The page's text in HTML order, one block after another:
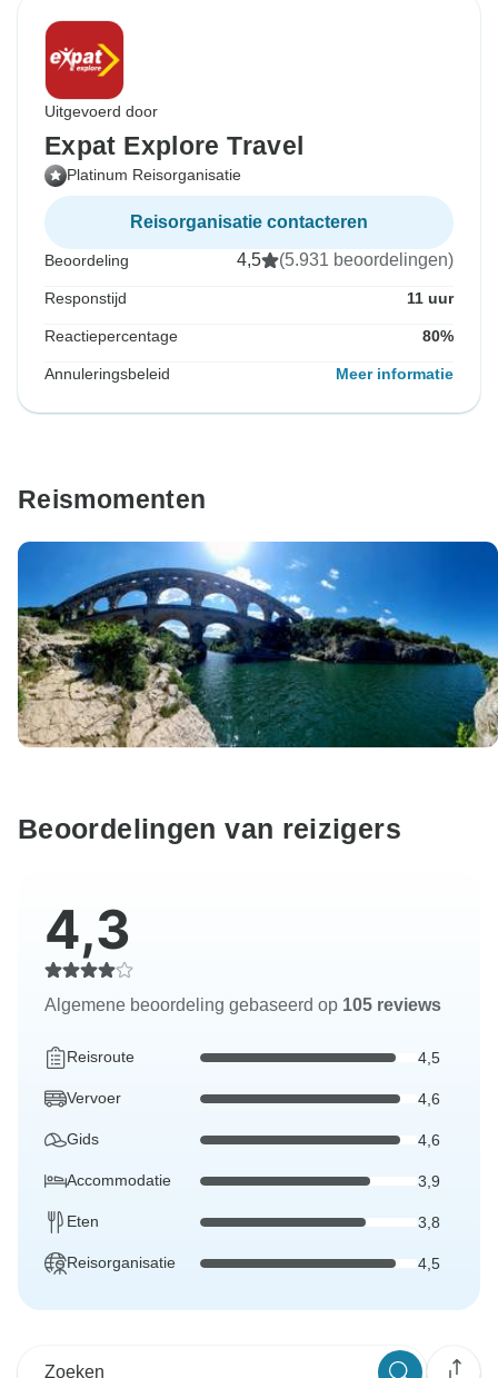
Uitgevoerd door
Expat Explore Travel
Platinum Reisorganisatie
Reisorganisatie contacteren
Beoordeling 4,5 (5.931 beoordelingen)
Responstijd 11 uur
Reactiepercentage 80%
Annuleringsbeleid Meer informatie
Reismomenten
Beoordelingen van reizigers
4,3
Algemene beoordeling gebaseerd op 105 reviews
Reisroute 4,5
Vervoer 4,6
Gids 4,6
Accommodatie 3,9
Eten 3,8
Reisorganisatie 4,5